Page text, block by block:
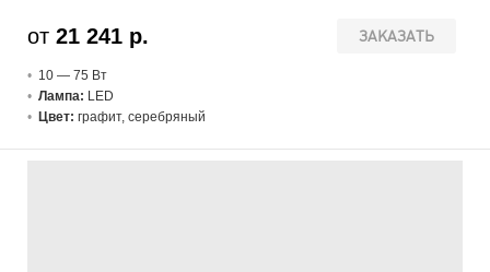
ЗАКАЗАТЬ
от 21 241 р.
10 — 75 Вт
Лампа: LED
Цвет: графит, серебряный